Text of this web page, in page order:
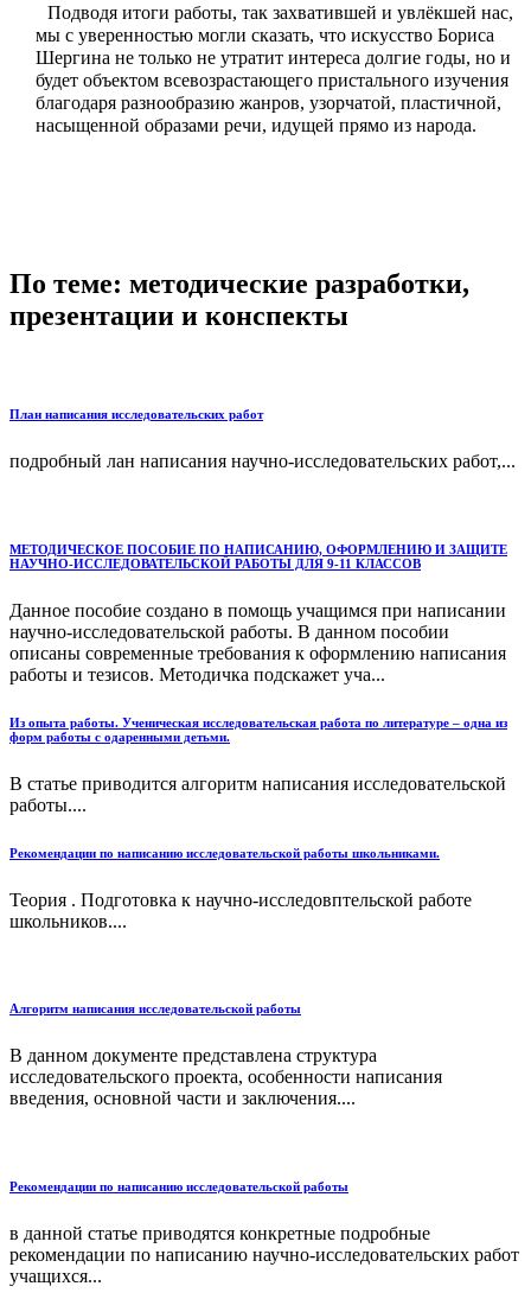
Подводя итоги работы, так захватившей и увлёкшей нас,
мы с уверенностью могли сказать, что искусство Бориса
Шергина не только не утратит интереса долгие годы, но и
будет объектом всевозрастающего пристального изучения
благодаря разнообразию жанров, узорчатой, пластичной,
насыщенной образами речи, идущей прямо из народа.
По теме: методические разработки,
презентации и конспекты
План написания исследовательских работ
подробный лан написания научно-исследовательских работ,...
МЕТОДИЧЕСКОЕ ПОСОБИЕ ПО НАПИСАНИЮ, ОФОРМЛЕНИЮ И ЗАЩИТЕ
НАУЧНО-ИССЛЕДОВАТЕЛЬСКОЙ РАБОТЫ ДЛЯ 9-11 КЛАССОВ
Данное пособие создано в помощь учащимся при написании
научно-исследовательской работы. В данном пособии
описаны современные требования к оформлению написания
работы и тезисов. Методичка подскажет уча...
Из опыта работы. Ученическая исследовательская работа по литературе – одна из
форм работы с одаренными детьми.
В статье приводится алгоритм написания исследовательской
работы....
Рекомендации по написанию исследовательской работы школьниками.
Теория . Подготовка к научно-исследовптельской работе
школьников....
Алгоритм написания исследовательской работы
В данном документе представлена структура
исследовательского проекта, особенности написания
введения, основной части и заключения....
Рекомендации по написанию исследовательской работы
в данной статье приводятся конкретные подробные
рекомендации по написанию научно-исследовательских работ
учащихся...